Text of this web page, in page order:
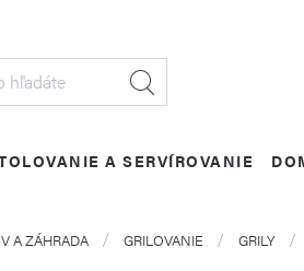
A SERVÍROVANIE
A ZÁHRADA GRILOVANIE GRILY